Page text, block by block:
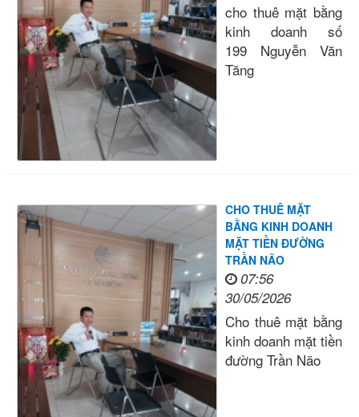
cho thuê mặt bằng
kinh doanh số
199 Nguyễn Văn
Tăng
CHO THUÊ MẶT
BẰNG KINH DOANH
MẶT TIỀN ĐƯỜNG
TRẦN NÃO
07:56
30/05/2026
Cho thuê mặt bằng
kinh doanh mặt tiền
đường Trần Não